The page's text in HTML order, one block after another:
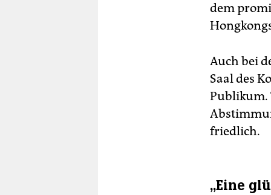
dem
Auch bei
Saal des
Publikum.
friedlich.
„Eine